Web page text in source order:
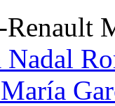
Renault